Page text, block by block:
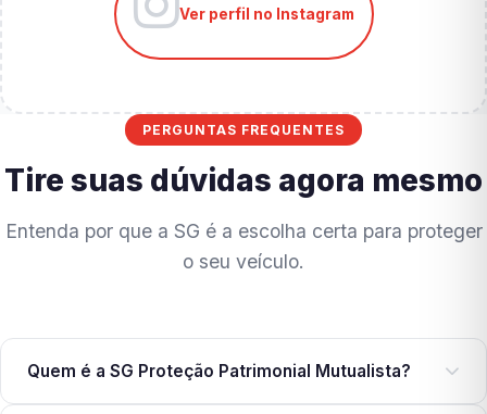
Ver perfil no Instagram
PERGUNTAS FREQUENTES
Tire suas dúvidas agora mesmo
Entenda por que a SG é a escolha certa para proteger
o seu veículo.
Quem é a SG Proteção Patrimonial Mutualista?